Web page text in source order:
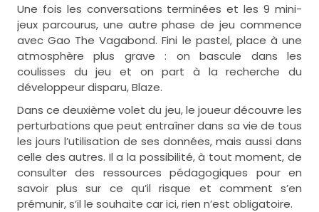
Une fois les conversations terminées et les 9 mini-
jeux parcourus, une autre phase de jeu commence
avec Gao The Vagabond. Fini le pastel, place à une
atmosphère plus grave : on bascule dans les
coulisses du jeu et on part à la recherche du
développeur disparu, Blaze.
Dans ce deuxième volet du jeu, le joueur découvre les
perturbations que peut entraîner dans sa vie de tous
les jours l’utilisation de ses données, mais aussi dans
celle des autres. Il a la possibilité, à tout moment, de
consulter des ressources pédagogiques pour en
savoir plus sur ce qu’il risque et comment s’en
prémunir, s’il le souhaite car ici, rien n’est obligatoire.